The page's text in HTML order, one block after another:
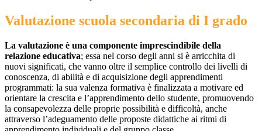
Valutazione scuola secondaria di I grado
La valutazione è una componente imprescindibile della
relazione educativa; essa nel corso degli anni si è arricchita di
nuovi significati, che vanno oltre il semplice controllo dei livelli di
conoscenza, di abilità e di acquisizione degli apprendimenti
programmati: la sua valenza formativa è finalizzata a motivare ed
orientare la crescita e l’apprendimento dello studente, promuovendo
la consapevolezza delle proprie possibilità e difficoltà, anche
attraverso l’adeguamento delle proposte didattiche ai ritmi di